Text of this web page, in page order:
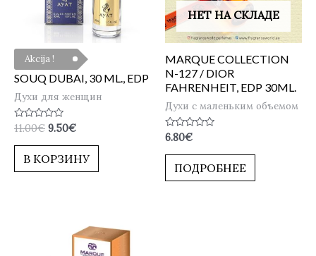
Akcija !
SOUQ DUBAI, 30 ML., EDP
Духи для женщин
Оценка
из
11.00€ 9.50€
В КОРЗИНУ
НЕТ НА СКЛАДЕ
MARQUE COLLECTION
N-127 / DIOR
FAHRENHEIT, EDP 30ML.
Духи с маленьким объемом
Оценка
из
6.80€
ПОДРОБНЕЕ